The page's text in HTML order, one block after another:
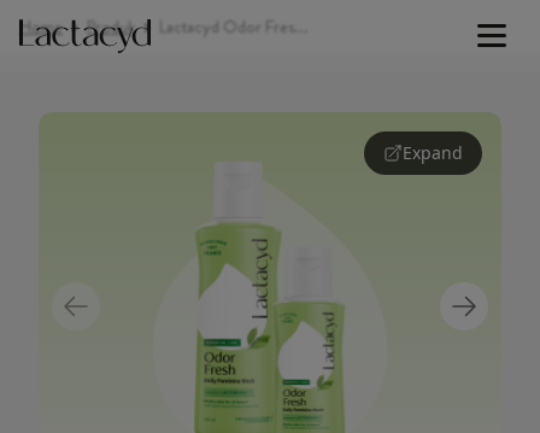
Signature Lines
Skin Health
Home Produk
Expand